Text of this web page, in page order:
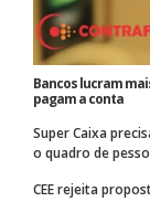
Bancos lucram
pagam a conta
Super Caixa
o quadro de
CEE rejeita